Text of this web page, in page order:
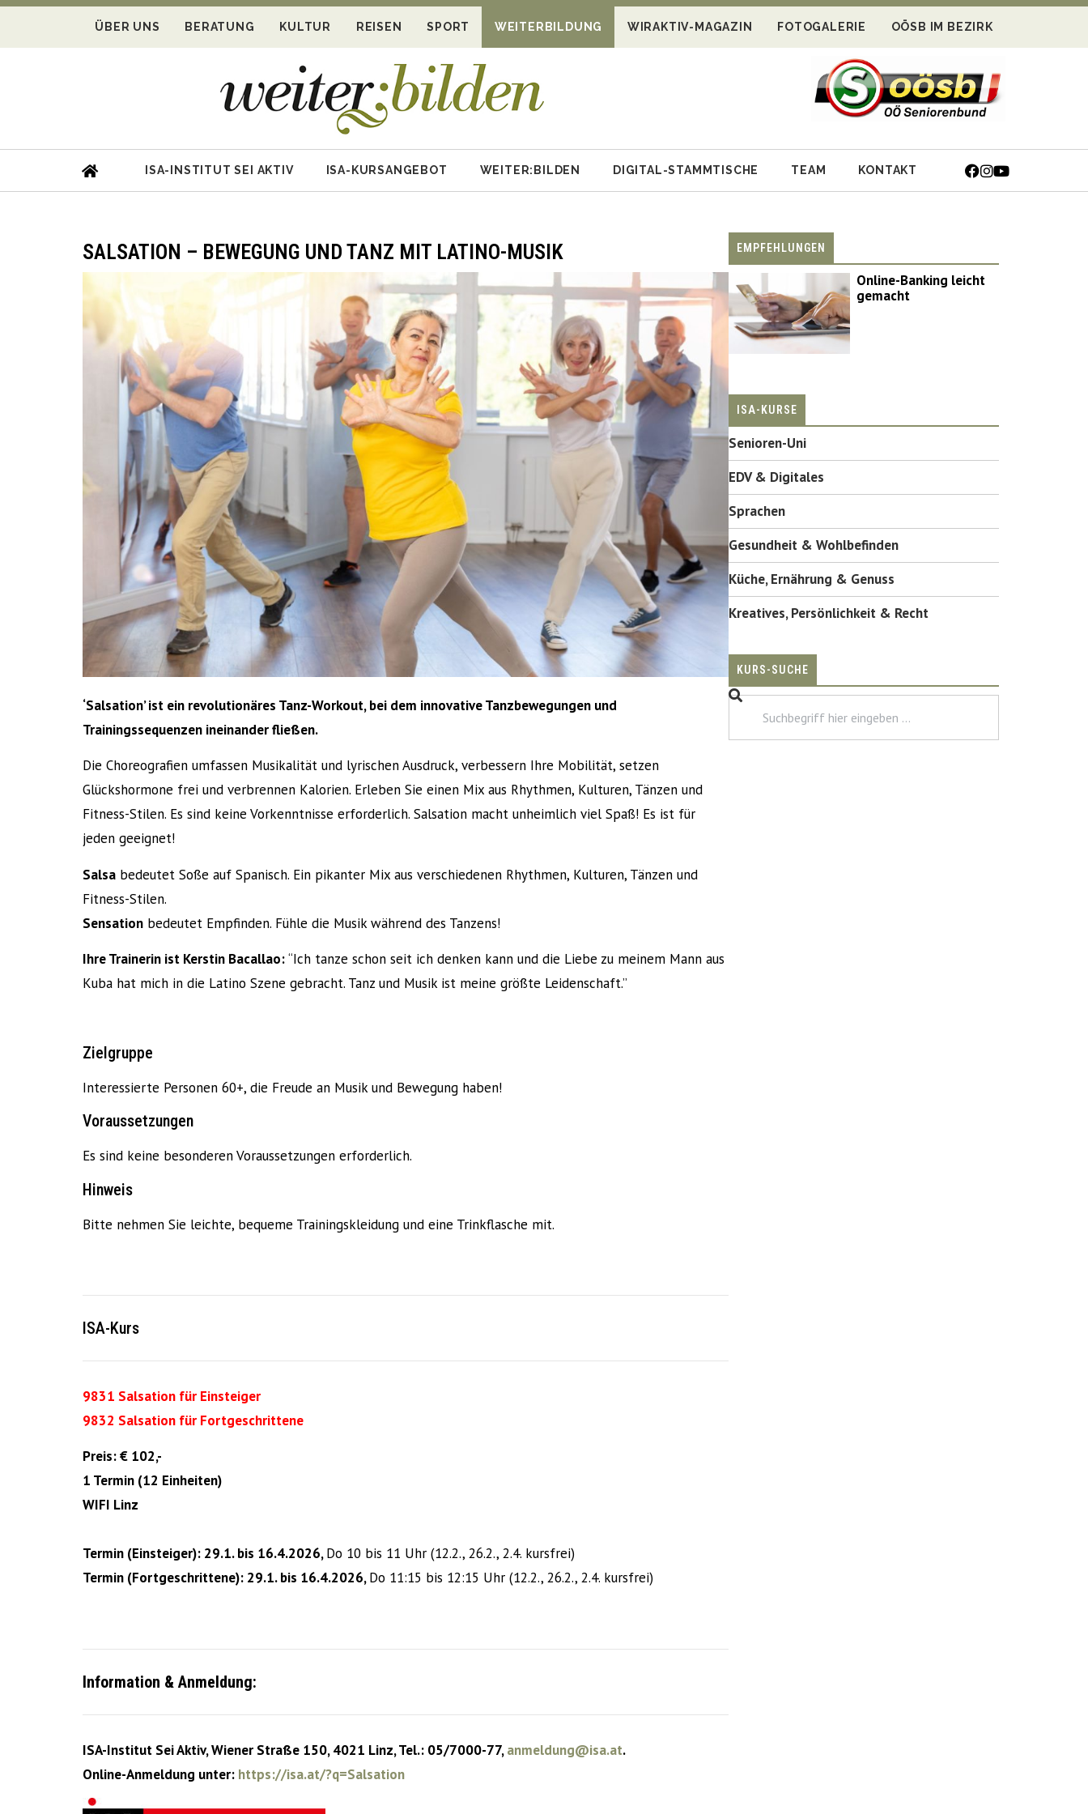
ÜBER UNS BERATUNG KULTUR REISEN SPORT WEITERBILDUNG WIRAKTIV-MAGAZIN FOTOGALERIE OÖSB IM BEZIRK
ISA-INSTITUT SEI AKTIV ISA-KURSANGEBOT WEITER:BILDEN DIGITAL-STAMMTISCHE TEAM KONTAKT
SALSATION – BEWEGUNG UND TANZ MIT LATINO-MUSIK
‘Salsation’ ist ein revolutionäres Tanz-Workout, bei dem innovative Tanzbewegungen und
Trainingssequenzen ineinander fließen.
Die Choreografien umfassen Musikalität und lyrischen Ausdruck, verbessern Ihre Mobilität, setzen
Glückshormone frei und verbrennen Kalorien. Erleben Sie einen Mix aus Rhythmen, Kulturen, Tänzen und
Fitness-Stilen. Es sind keine Vorkenntnisse erforderlich. Salsation macht unheimlich viel Spaß! Es ist für
jeden geeignet!
Salsa bedeutet Soße auf Spanisch. Ein pikanter Mix aus verschiedenen Rhythmen, Kulturen, Tänzen und
Fitness-Stilen.
Sensation bedeutet Empfinden. Fühle die Musik während des Tanzens!
Ihre Trainerin ist Kerstin Bacallao:“Ich tanze schon seit ich denken kann und die Liebe zu meinem Mann aus
Kuba hat mich in die Latino Szene gebracht. Tanz und Musik ist meine größte Leidenschaft.”
Zielgruppe
Interessierte Personen 60+, die Freude an Musik und Bewegung haben!
Voraussetzungen
Es sind keine besonderen Voraussetzungen erforderlich.
Hinweis
Bitte nehmen Sie leichte, bequeme Trainingskleidung und eine Trinkflasche mit.
ISA-Kurs
9831 Salsation für Einsteiger
9832 Salsation für Fortgeschrittene
Preis: € 102,-
1 Termin (12 Einheiten)
WIFI Linz
Termin (Einsteiger): 29.1. bis 16.4.2026,Do 10 bis 11 Uhr (12.2., 26.2., 2.4. kursfrei)
Termin (Fortgeschrittene): 29.1. bis 16.4.2026,Do 11:15 bis 12:15 Uhr (12.2., 26.2., 2.4. kursfrei)
Information & Anmeldung:
ISA-Institut Sei Aktiv, Wiener Straße 150, 4021 Linz, Tel.: 05/7000-77,anmeldung@isa.at.
Online-Anmeldung unter: https://isa.at/?q=Salsation
EMPFEHLUNGEN
Online-Banking leicht
gemacht
ISA-KURSE
Senioren-Uni
EDV & Digitales
Sprachen
Gesundheit & Wohlbefinden
Küche, Ernährung & Genuss
Kreatives, Persönlichkeit & Recht
KURS-SUCHE